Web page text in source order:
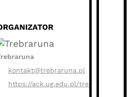
kontakt@trebraruna.pl
https://ack.ug.edu.pl/trebraruna